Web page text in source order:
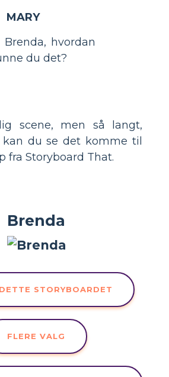
MARY
Brenda, hvordan
du det?
scene, men så langt,
kan du se det komme til
fra Storyboard That.
Brenda
STORYBOARDET
FLERE VALG